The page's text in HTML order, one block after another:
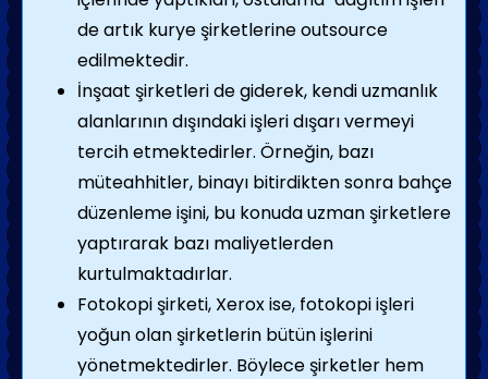
de artık kurye şirketlerine outsource
edilmektedir.
İnşaat şirketleri de giderek, kendi uzmanlık
alanlarının dışındaki işleri dışarı vermeyi
tercih etmektedirler. Örneğin, bazı
müteahhitler, binayı bitirdikten sonra bahçe
düzenleme işini, bu konuda uzman şirketlere
yaptırarak bazı maliyetlerden
kurtulmaktadırlar.
Fotokopi şirketi, Xerox ise, fotokopi işleri
yoğun olan şirketlerin bütün işlerini
yönetmektedirler. Böylece şirketler hem